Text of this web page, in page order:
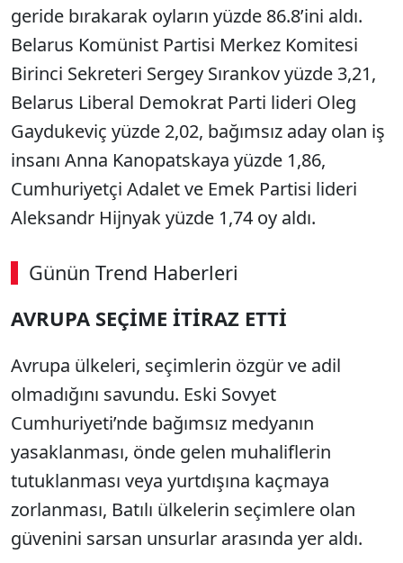
geride bırakarak oyların yüzde 86.8’ini aldı.
Belarus Komünist Partisi Merkez Komitesi
Birinci Sekreteri Sergey Sırankov yüzde 3,21,
Belarus Liberal Demokrat Parti lideri Oleg
Gaydukeviç yüzde 2,02, bağımsız aday olan iş
insanı Anna Kanopatskaya yüzde 1,86,
Cumhuriyetçi Adalet ve Emek Partisi lideri
Aleksandr Hijnyak yüzde 1,74 oy aldı.
Günün Trend Haberleri
00:02 / 08:15
AVRUPA SEÇİME İTİRAZ ETTİ
Avrupa ülkeleri, seçimlerin özgür ve adil
olmadığını savundu. Eski Sovyet
Cumhuriyeti’nde bağımsız medyanın
yasaklanması, önde gelen muhaliflerin
tutuklanması veya yurtdışına kaçmaya
zorlanması, Batılı ülkelerin seçimlere olan
güvenini sarsan unsurlar arasında yer aldı.